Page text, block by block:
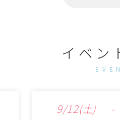
イベン
9/12(土) -